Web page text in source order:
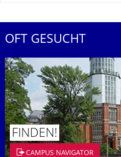
OFT GESUCHT
FINDEN!
CAMPUS NAVIGATOR